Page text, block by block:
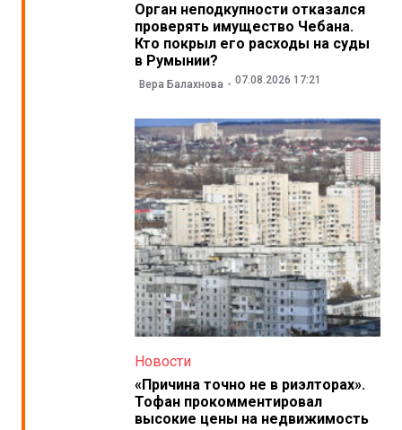
Орган неподкупности отказался
проверять имущество Чебана.
Кто покрыл его расходы на суды
в Румынии?
Вера Балахнова 07.08.2026 17:21
Новости
«Причина точно не в риэлторах».
Тофан прокомментировал
высокие цены на недвижимость